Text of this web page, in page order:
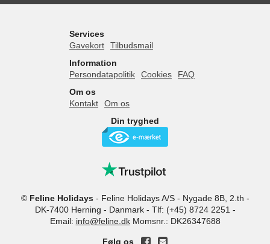
Services
Gavekort
Tilbudsmail
Information
Persondatapolitik
Cookies
FAQ
Om os
Kontakt
Om os
Din tryghed
© Feline Holidays- Feline Holidays A/S- Nygade 8B, 2.th -
DK-7400 Herning - Danmark - Tlf: (+45) 8724 2251 -
Email: info@feline.dk Momsnr.: DK26347688
Følg os